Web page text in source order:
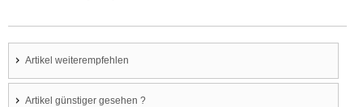
Artikel weiterempfehlen
Artikel günstiger gesehen ?